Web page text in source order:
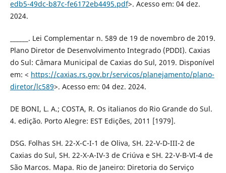
edb5-49dc-b87c-fe6172eb4495.pdf>. Acesso em: 04 dez.
2024.
______. Lei Complementar n. 589 de 19 de novembro de 2019.
Plano Diretor de Desenvolvimento Integrado (PDDI). Caxias
do Sul: Câmara Municipal de Caxias do Sul, 2019. Disponível
em: < https://caxias.rs.gov.br/servicos/planejamento/plano-
diretor/lc589>. Acesso em: 04 dez. 2024.
DE BONI, L. A.; COSTA, R. Os italianos do Rio Grande do Sul.
4. edição. Porto Alegre: EST Edições, 2011 [1979].
DSG. Folhas SH. 22-X-C-I-1 de Oliva, SH. 22-V-D-III-2 de
Caxias do Sul, SH. 22-X-A-IV-3 de Criúva e SH. 22-V-B-VI-4 de
São Marcos. Mapa. Rio de Janeiro: Diretoria do Serviço